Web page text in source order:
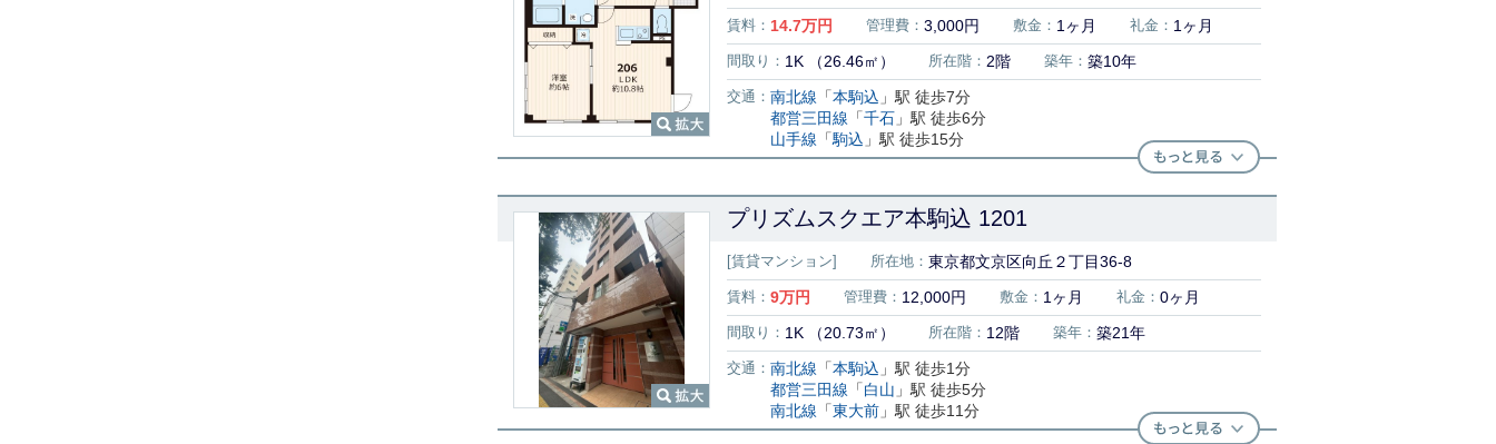
賃料： 14.7万円 管理費： 3,000円 敷金： 1ヶ月 礼金： 1ヶ月
間取り： 1K （26.46㎡） 所在階： 2階 築年： 築10年
交通： 南北線 「本駒込 」駅 徒歩7分
都営三田線 「千石 」駅 徒歩6分
山手線 「駒込 」駅 徒歩15分
プリズムスクエア本駒込 1201
[賃貸マンション] 所在地： 東京都文京区向丘２丁目36-8
賃料： 9万円 管理費： 12,000円 敷金： 1ヶ月 礼金： 0ヶ月
間取り： 1K （20.73㎡） 所在階： 12階 築年： 築21年
交通： 南北線 「本駒込 」駅 徒歩1分
都営三田線 「白山 」駅 徒歩5分
南北線 「東大前 」駅 徒歩11分